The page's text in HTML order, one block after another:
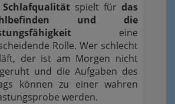
Schlafqualität spielt für das
und die
eine
Rolle. Wer schlecht
der ist am Morgen nicht
und die Aufgaben des
können zu einer wahren
werden.